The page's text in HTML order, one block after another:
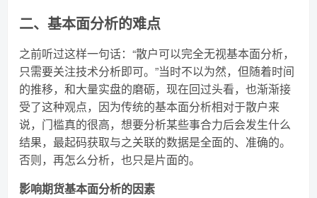
二、基本面分析的难点
之前听过这样一句话：“散户可以完全无视基本面分析，
只需要关注技术分析即可。”当时不以为然，但随着时间
的推移，和大量实盘的磨砺，现在回过头看，也渐渐接
受了这种观点，因为传统的基本面分析相对于散户来
说，门槛真的很高，想要分析某些事合力后会发生什么
结果，最起码获取与之关联的数据是全面的、准确的。
否则，再怎么分析，也只是片面的。
影响期货基本面分析的因素